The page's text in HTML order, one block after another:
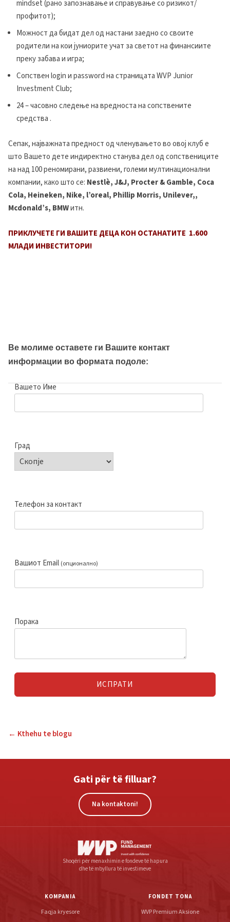
mindset (рано запознавање и справување со ризикот/
профитот);
Можност да бидат дел од настани заедно со своите
родители на кои јуниорите учат за светот на финансиите
преку забава и игра;
Сопствен login и password на страницата WVP Junior
Investment Club;
24 – часовно следење на вредноста на сопствените
средства .
Сепак, најважната предност од членувањето во овој клуб е
што Вашето дете индиректно станува дел од сопствениците
на над 100 реномирани, развиени, големи мултинационални
компании, како што се: Nestlѐ, J&J, Procter & Gamble, Coca
Cola, Heineken, Nike, l’oreal, Phillip Morris, Unilever,,
Mcdonald’s, BMWитн.
ПРИКЛУЧЕТЕ ГИ ВАШИТЕ ДЕЦА КОН ОСТАНАТИТЕ 1.600
МЛАДИ ИНВЕСТИТОРИ!
Ве молиме оставете ги Вашите контакт
информации во формата подоле:
Вашето Име
Град
Телефон за контакт
Вашиот Email (опционално)
Порака
← Kthehu te blogu
Gati për të filluar?
Na kontaktoni!
Shoqëri për menaxhimin e fondeve të hapura
dhe të mbyllura të investimeve
KOMPANIA
Faqja kryesore
FONDET TONA
WVP Premium Aksione